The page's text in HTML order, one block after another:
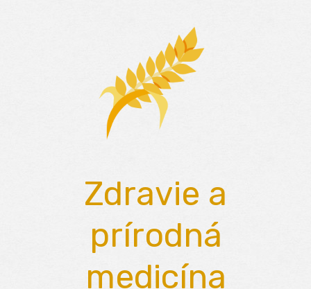
Zdravie a
prírodná
medicína